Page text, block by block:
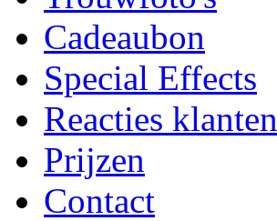
Cadeaubon
Special Effects
Reacties klanten
Prijzen
Contact